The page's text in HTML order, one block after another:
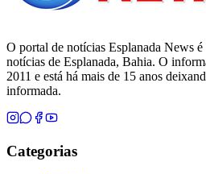
O portal de notícias Esplanada News
notícias de Esplanada, Bahia. O
2011 e está há mais de 15 anos
informada.
Categorias